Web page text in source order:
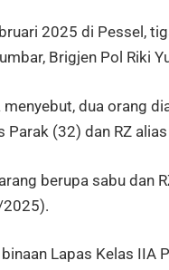
2025 di Pessel,
Brigjen Pol Riki
dua orang
Parak (32) dan RZ
berupa sabu dan
2025).
Lapas Kelas IIA